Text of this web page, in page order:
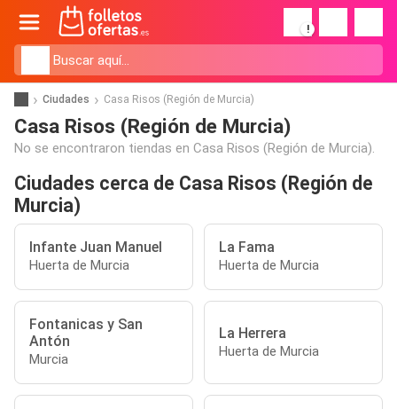
!
Ciudades Casa Risos (Región de Murcia)
Casa Risos (Región de Murcia)
No se encontraron tiendas en Casa Risos (Región de Murcia).
Ciudades cerca de Casa Risos (Región de
Murcia)
Infante Juan Manuel
Huerta de Murcia
La Fama
Huerta de Murcia
Fontanicas y San
Antón
Murcia
La Herrera
Huerta de Murcia